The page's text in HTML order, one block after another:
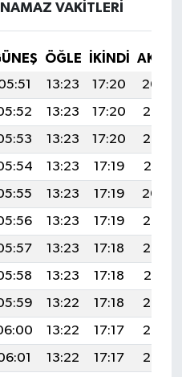
VAKITLERI
ÖĞLE İKINDI
13:23 17:20
20:44
13:23 17:20
20:43
13:23 17:20
20:42
13:23 17:19
20:41
13:23 17:19
20:40
13:23 17:19
20:39
13:23 17:18
20:38
13:23 17:18
20:37
13:22 17:18
20:36
13:22 17:17
20:35
13:22 17:17
20:34